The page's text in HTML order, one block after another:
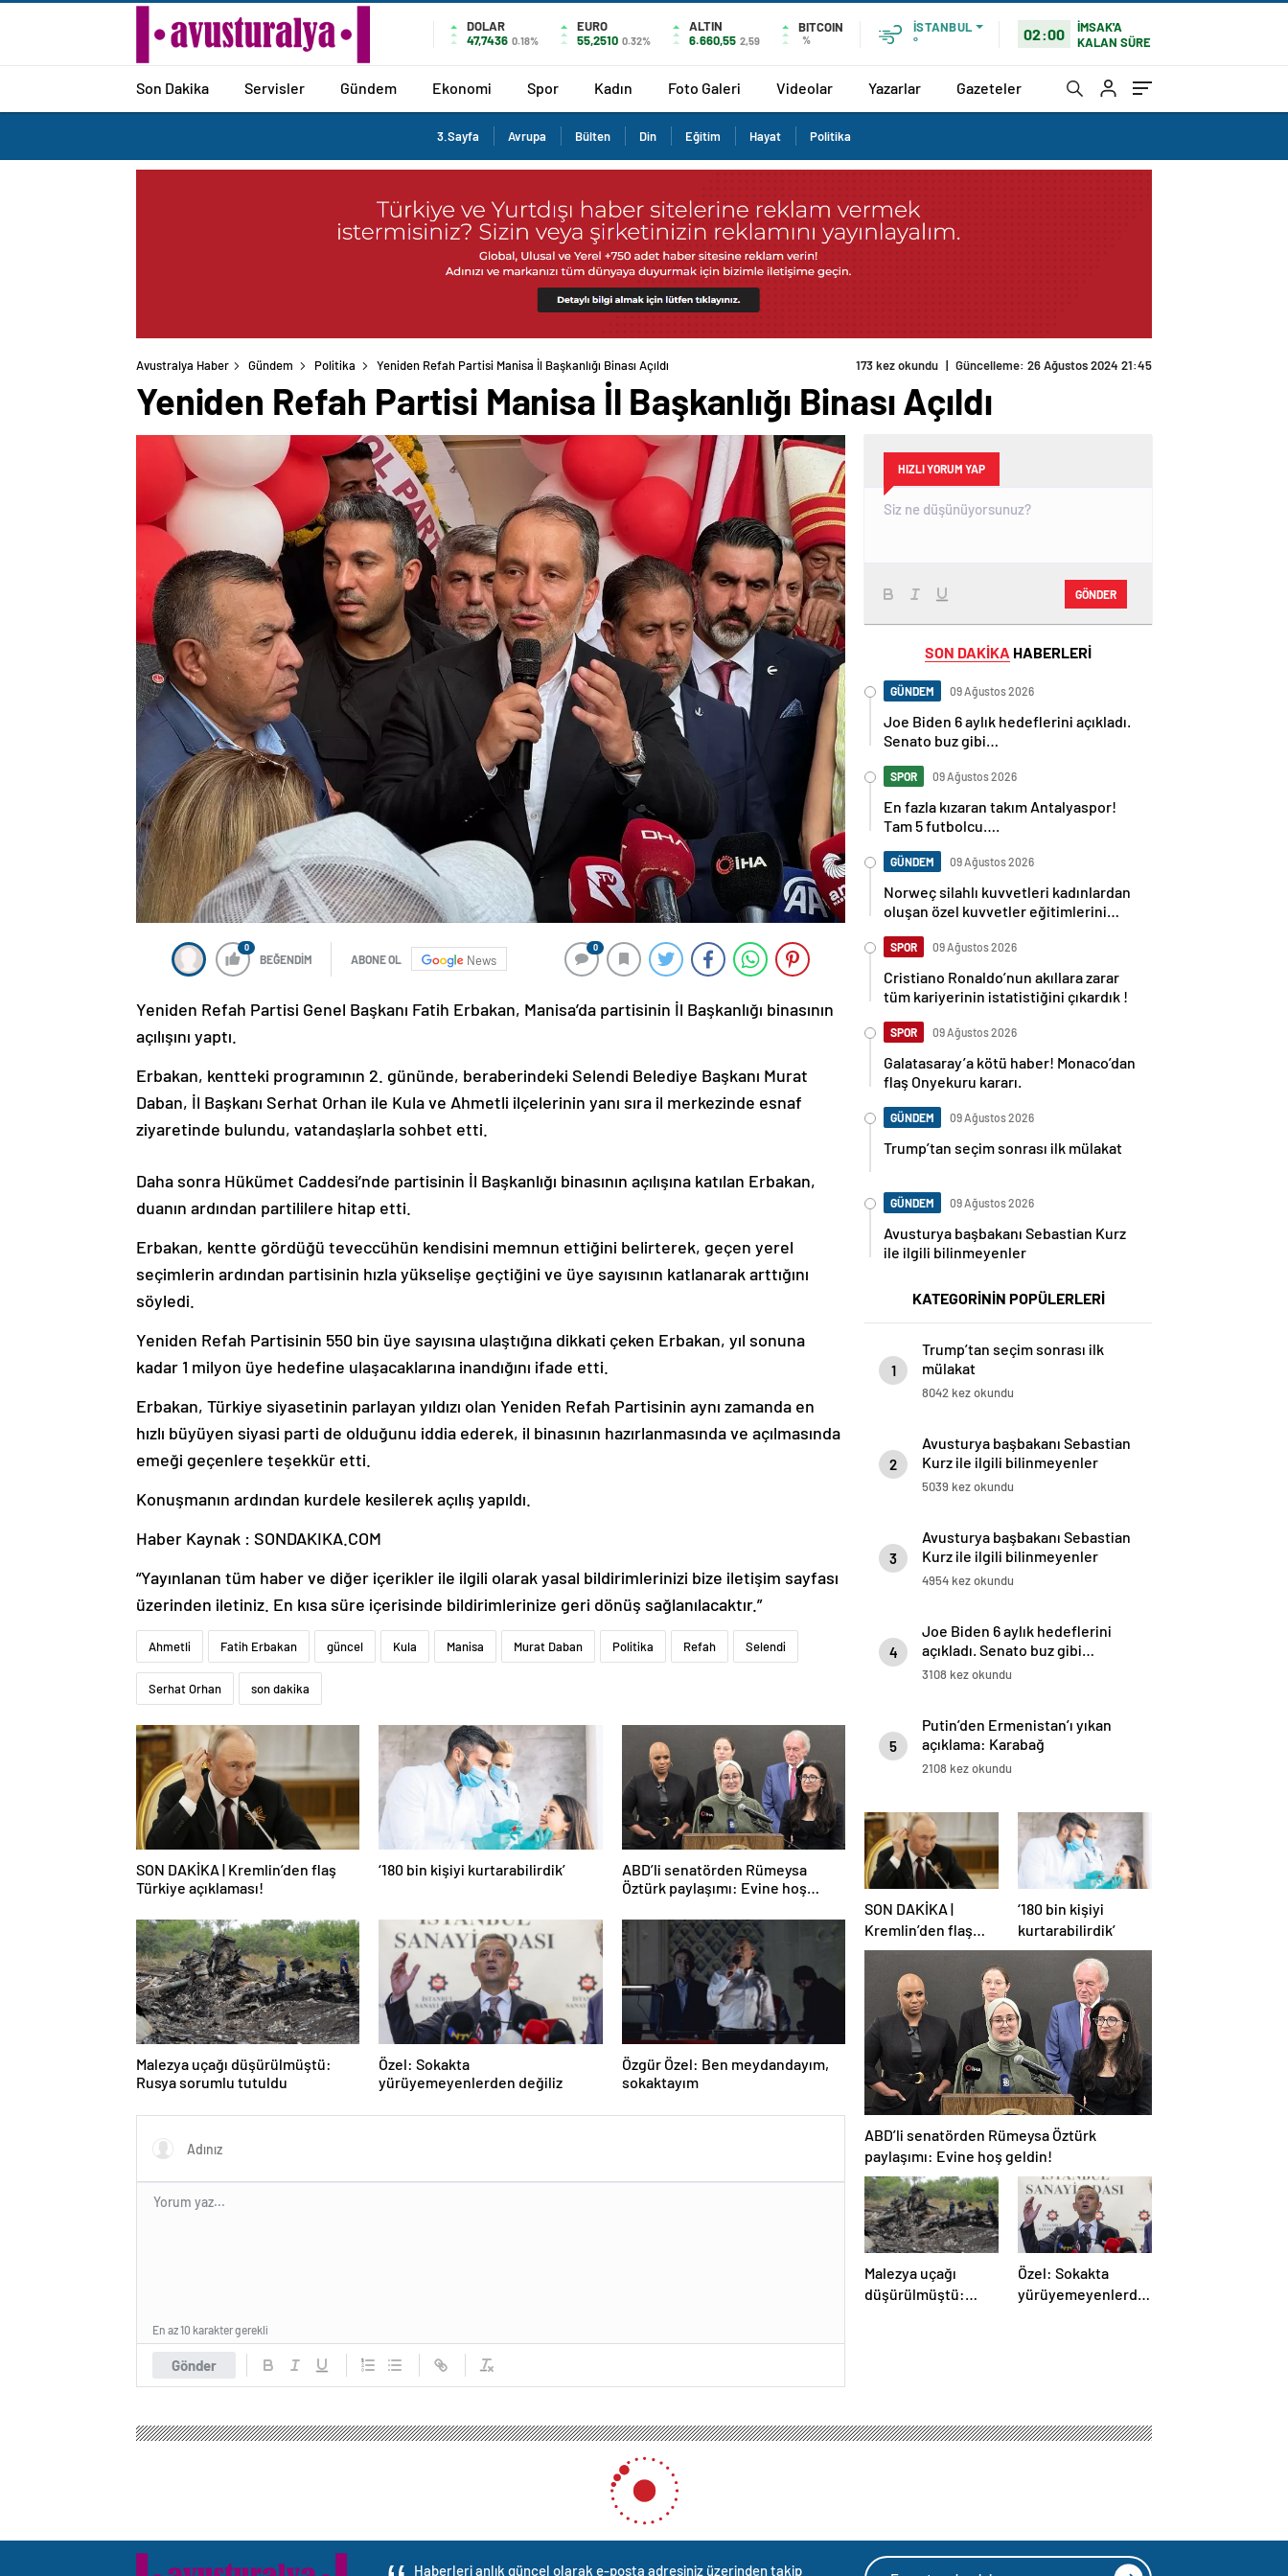
DOLAR
47,7436 0.18%
EURO
55,2510 0.32%
ALTIN
6.660,55 2,59
BITCOIN
%
İSTANBUL
°
02:00
İMSAK'A
KALAN SÜRE
Son Dakika Servisler Gündem Ekonomi Spor Kadın Foto Galeri Videolar Yazarlar Gazeteler
3.Sayfa Avrupa Bülten Din Eğitim Hayat Politika
Avustralya Haber Gündem Politika Yeniden Refah Partisi Manisa İl Başkanlığı Binası Açıldı 173 kez okundu | Güncelleme: 26 Ağustos 2024 21:45
Yeniden Refah Partisi Manisa İl Başkanlığı Binası Açıldı
0
BEĞENDİM ABONE OL News
0
Yeniden Refah Partisi Genel Başkanı Fatih Erbakan, Manisa’da partisinin İl Başkanlığı binasının
açılışını yaptı.
Erbakan, kentteki programının 2. gününde, beraberindeki Selendi Belediye Başkanı Murat
Daban, İl Başkanı Serhat Orhan ile Kula ve Ahmetli ilçelerinin yanı sıra il merkezinde esnaf
ziyaretinde bulundu, vatandaşlarla sohbet etti.
Daha sonra Hükümet Caddesi’nde partisinin İl Başkanlığı binasının açılışına katılan Erbakan,
duanın ardından partililere hitap etti.
Erbakan, kentte gördüğü teveccühün kendisini memnun ettiğini belirterek, geçen yerel
seçimlerin ardından partisinin hızla yükselişe geçtiğini ve üye sayısının katlanarak arttığını
söyledi.
Yeniden Refah Partisinin 550 bin üye sayısına ulaştığına dikkati çeken Erbakan, yıl sonuna
kadar 1 milyon üye hedefine ulaşacaklarına inandığını ifade etti.
Erbakan, Türkiye siyasetinin parlayan yıldızı olan Yeniden Refah Partisinin aynı zamanda en
hızlı büyüyen siyasi parti de olduğunu iddia ederek, il binasının hazırlanmasında ve açılmasında
emeği geçenlere teşekkür etti.
Konuşmanın ardından kurdele kesilerek açılış yapıldı.
Haber Kaynak : SONDAKIKA.COM
“Yayınlanan tüm haber ve diğer içerikler ile ilgili olarak yasal bildirimlerinizi bize iletişim sayfası
üzerinden iletiniz. En kısa süre içerisinde bildirimlerinize geri dönüş sağlanılacaktır.”
Ahmetli Fatih Erbakan güncel Kula Manisa Murat Daban Politika Refah Selendi
Serhat Orhan son dakika
SON DAKİKA | Kremlin’den flaş
Türkiye açıklaması!
‘180 bin kişiyi kurtarabilirdik’
ABD’li senatörden Rümeysa
Öztürk paylaşımı: Evine hoş
Malezya uçağı düşürülmüştü:
Rusya sorumlu tutuldu
Özel: Sokakta
yürüyemeyenlerden değiliz
Özgür Özel: Ben meydandayım,
sokaktayım
Gönder
En az 10 karakter gerekli
HIZLI YORUM YAP
GÖNDER
SON DAKİKA HABERLERİ
GÜNDEM 09 Ağustos 2026
Joe Biden 6 aylık hedeflerini açıkladı.
Senato buz gibi…
SPOR 09 Ağustos 2026
En fazla kızaran takım Antalyaspor!
Tam 5 futbolcu….
GÜNDEM 09 Ağustos 2026
Norweç silahlı kuvvetleri kadınlardan
oluşan özel kuvvetler eğitimlerini
SPOR 09 Ağustos 2026
Cristiano Ronaldo’nun akıllara zarar
tüm kariyerinin istatistiğini çıkardık !
SPOR 09 Ağustos 2026
Galatasaray’a kötü haber! Monaco’dan
flaş Onyekuru kararı.
GÜNDEM 09 Ağustos 2026
Trump’tan seçim sonrası ilk mülakat
GÜNDEM 09 Ağustos 2026
Avusturya başbakanı Sebastian Kurz
ile ilgili bilinmeyenler
KATEGORİNİN POPÜLERLERİ
1
Trump’tan seçim sonrası ilk
mülakat
8042 kez okundu
2
Avusturya başbakanı Sebastian
Kurz ile ilgili bilinmeyenler
5039 kez okundu
3
Avusturya başbakanı Sebastian
Kurz ile ilgili bilinmeyenler
4954 kez okundu
4
Joe Biden 6 aylık hedeflerini
açıkladı. Senato buz gibi…
3108 kez okundu
5
Putin’den Ermenistan’ı yıkan
açıklama: Karabağ
Azerbaycan’ın ayrılmaz bir
2108 kez okundu
SON DAKİKA |
Kremlin’den flaş
Türkiye açıklaması!
‘180 bin kişiyi
kurtarabilirdik’
ABD’li senatörden Rümeysa Öztürk
paylaşımı: Evine hoş geldin!
Malezya uçağı
düşürülmüştü:
Özel: Sokakta
yürüyemeyenlerden
Haberleri anlık güncel olarak e-posta adresiniz üzerinden takip